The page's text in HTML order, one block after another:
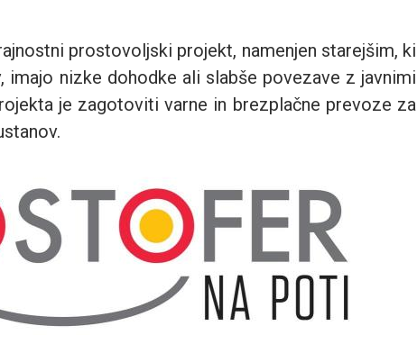
prostovoljski projekt, namenjen starejšim, ki
imajo nizke dohodke ali slabše povezave z javnimi
je zagotoviti varne in brezplačne prevoze za